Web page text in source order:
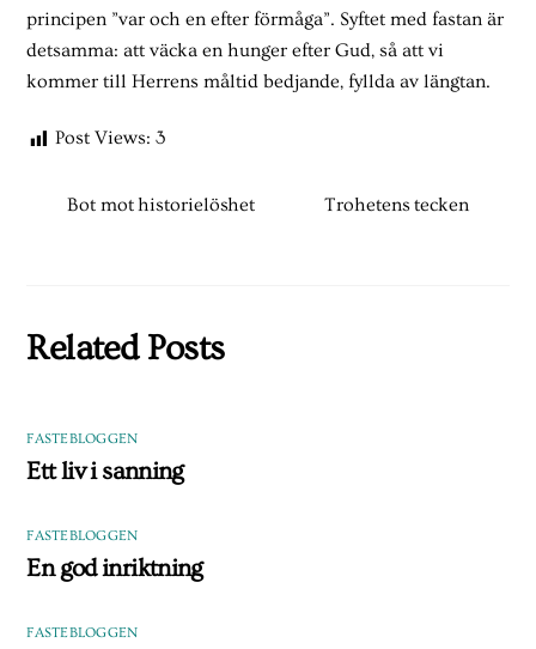
principen ”var och en efter förmåga”. Syftet med fastan är
detsamma: att väcka en hunger efter Gud, så att vi
kommer till Herrens måltid bedjande, fyllda av längtan.
Post Views: 3
Bot mot historielöshet Trohetens tecken
Related Posts
FASTEBLOGGEN
Ett liv i sanning
FASTEBLOGGEN
En god inriktning
FASTEBLOGGEN